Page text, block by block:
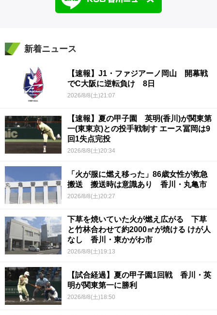
新着ニュース
【速報】J1・ファジアーノ岡山 開幕戦
でC大阪に逆転負け 8日
2026/8/8(土)21:07
【速報】夏の甲子園 英明(香川)が関東第
一(東東京)との投手戦制す エース冨岡は9
回1失点完投
2026/8/8(土)20:34
「火が服に燃え移った」86歳女性が救急
搬送 搬送時は意識あり 香川・丸亀市
2026/8/8(土)20:27
下草を焼いていた火が燃え広がる 下草
と竹林合わせて約2000㎡が焼ける けが人
なし 香川・東かがわ市
2026/8/8(土)19:13
【試合経過】夏の甲子園1回戦 香川・英
明が関東第一に勝利
2026/8/8(土)18:50